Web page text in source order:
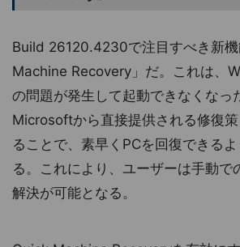
Build 26120.4230で注目すべき新
Machine Recovery」だ。これは、
の問題が発生して起動できなくなっ
Microsoftから直接提供される修復
ることで、素早くPCを回復できる
る。これにより、ユーザーは手動で
解決が可能となる。